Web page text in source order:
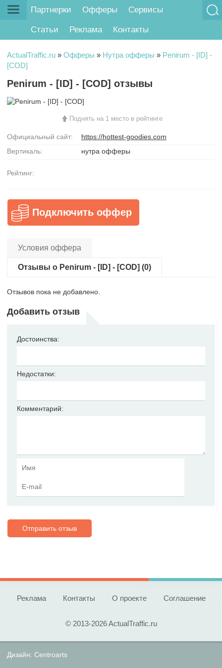
Партнерки Офферы Сервисы
Статьи Реклама Контакты
ActualTraffic.ru » Офферы » Нутра офферы » Penirum - [ID] -
[COD]
Penirum - [ID] - [COD] отзывы
Поднять на 1 место в рейтинге
Официальный сайт:
https://hottest-goodies.com
Вертикаль:
нутра офферы
Рейтинг:
Подключить оффер
Условия оффера
Отзывы о Penirum - [ID] - [COD] (0)
Отзывов пока не добавлено.
Добавить отзыв
Достоинства:
Недостатки:
Комментарий:
Отправить отзыв
Реклама Контакты О проекте Соглашение
© 2013-2026 ActualTraffic.ru
Дизайн: Centroarts